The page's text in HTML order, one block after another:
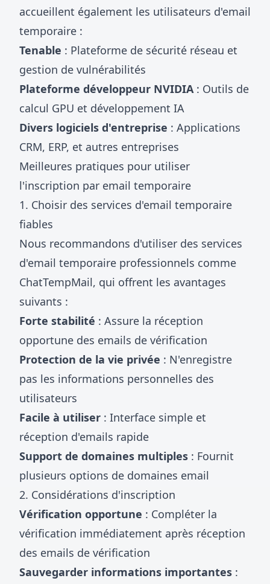
accueillent également les utilisateurs d'email
temporaire :
Tenable : Plateforme de sécurité réseau et
gestion de vulnérabilités
Plateforme développeur NVIDIA: Outils de
calcul GPU et développement IA
Divers logiciels d'entreprise : Applications
CRM, ERP, et autres entreprises
Meilleures pratiques pour utiliser
l'inscription par email temporaire
1. Choisir des services d'email temporaire
fiables
Nous recommandons d'utiliser des services
d'email temporaire professionnels comme
ChatTempMail, qui offrent les avantages
suivants :
Forte stabilité : Assure la réception
opportune des emails de vérification
Protection de la vie privée : N'enregistre
pas les informations personnelles des
utilisateurs
Facile à utiliser : Interface simple et
réception d'emails rapide
Support de domaines multiples : Fournit
plusieurs options de domaines email
2. Considérations d'inscription
Vérification opportune : Compléter la
vérification immédiatement après réception
des emails de vérification
Sauvegarder informations importantes :